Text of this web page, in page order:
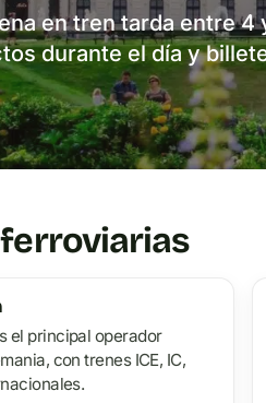
en tren tarda entre
durante el día y
el principal operador
con trenes ICE, IC,